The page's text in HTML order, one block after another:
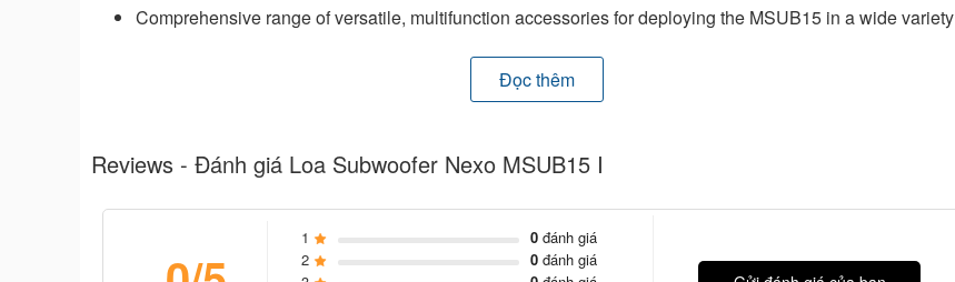
Comprehensive range of versatile, multifunction accessories for deploying the MSUB15 in a wide variety
Installation version features acoustic fabric grille and cable connectors
Đọc thêm
Reviews - Đánh giá Loa Subwoofer Nexo MSUB15 I
1 0đánh giá
2
0đánh giá